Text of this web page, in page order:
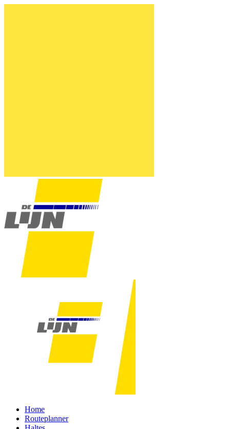
Home
Routeplanner